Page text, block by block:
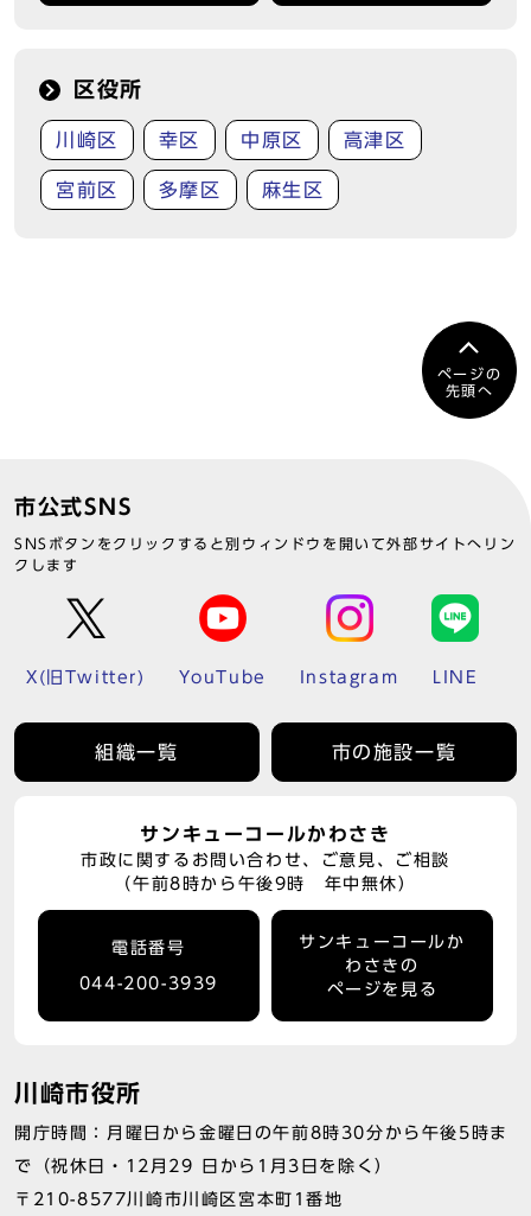
区役所
川崎区 幸区 中原区 高津区
宮前区 多摩区 麻生区
ページの
先頭へ
市公式SNS
SNSボタンをクリックすると別ウィンドウを開いて外部サイトへリン
クします
X(旧Twitter) YouTube Instagram LINE
組織一覧 市の施設一覧
サンキューコールかわさき
市政に関するお問い合わせ、ご意見、ご相談
（午前8時から午後9時 年中無休）
電話番号
044-200-3939
サンキューコールか
わさきの
ページを見る
川崎市役所
開庁時間：月曜日から金曜日の午前8時30分から午後5時ま
で（祝休日・12月29 日から1月3日を除く）
〒210-8577川崎市川崎区宮本町1番地